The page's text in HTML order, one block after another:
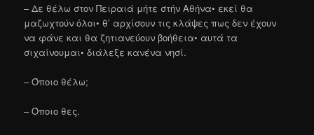
– Δε θέλω στον Πειραιά μήτε στήν Αθήνα• εκεί θα
μαζωχτούν όλοι• θ’ αρχίσουν τις κλάψες πως δεν έχουν
να φάνε και θα ζητιανεύουν βοήθεια• αυτά τα
σιχαίνουμαι• διάλεξε κανένα νησί.
– Όποιο θέλω;
– Όποιο θες.